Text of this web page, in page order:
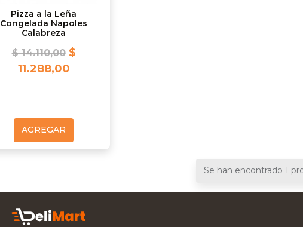
Pizza a la Leña
Congelada Napoles
Calabreza
$ 14.110,00$
11.288,00
AGREGAR
Se han encontrado 1